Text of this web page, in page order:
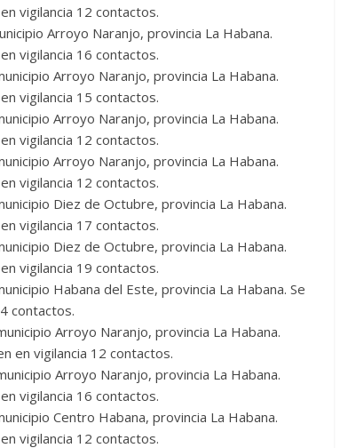
vigilancia 12 contactos.
Arroyo Naranjo, provincia La Habana.
vigilancia 16 contactos.
Arroyo Naranjo, provincia La Habana.
vigilancia 15 contactos.
Arroyo Naranjo, provincia La Habana.
vigilancia 12 contactos.
Arroyo Naranjo, provincia La Habana.
vigilancia 12 contactos.
Diez de Octubre, provincia La Habana.
vigilancia 17 contactos.
Diez de Octubre, provincia La Habana.
vigilancia 19 contactos.
Habana del Este, provincia La Habana. Se
contactos.
Arroyo Naranjo, provincia La Habana.
en vigilancia 12 contactos.
Arroyo Naranjo, provincia La Habana.
vigilancia 16 contactos.
Centro Habana, provincia La Habana.
vigilancia 12 contactos.
Molina 0
Cuento de hadas
interclasista en la alta
burguesía mexicana
30 diciembre, 2025
Julio Martínez Molina
0
Molina
Cine macizo de Cronenberg
28 diciembre, 2025
Julio Martínez Molina
0